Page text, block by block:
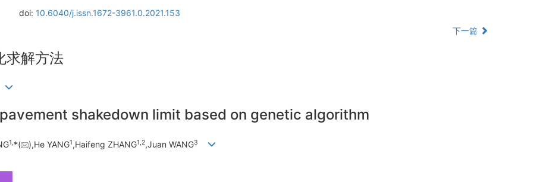
doi: 10.6040/j.issn.1672-3961.0.2021.153
下一篇
求解方法
shakedown limit based on genetic algorithm
1, *( ),He YANG1,Haifeng ZHANG1, 2,Juan WANG3